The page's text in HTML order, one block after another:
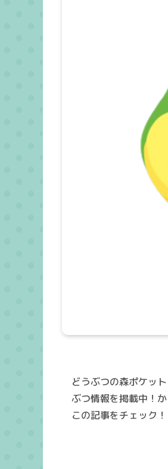
どうぶつの森ポケッ
ぶつ情報を掲載中！
この記事をチェック！